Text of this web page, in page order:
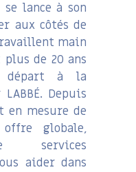
se lance à son
aux côtés de
main
de 20 ans
départ à la
Depuis
en mesure de
globale,
services
aider dans